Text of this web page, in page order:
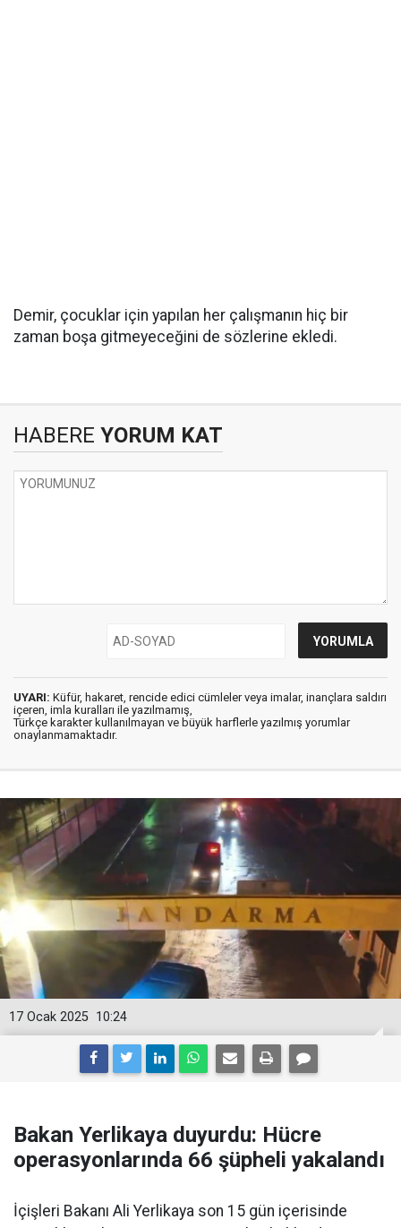
Demir, çocuklar için yapılan her çalışmanın hiç bir
zaman boşa gitmeyeceğini de sözlerine ekledi.
HABERE YORUM KAT
UYARI: Küfür, hakaret, rencide edici cümleler veya imalar, inançlara saldırı
içeren, imla kuralları ile yazılmamış,
Türkçe karakter kullanılmayan ve büyük harflerle yazılmış yorumlar
onaylanmamaktadır.
10:24
17 Ocak 2025
Bakan Yerlikaya duyurdu: Hücre
operasyonlarında 66 şüpheli yakalandı
İçişleri Bakanı Ali Yerlikaya son 15 gün içerisinde